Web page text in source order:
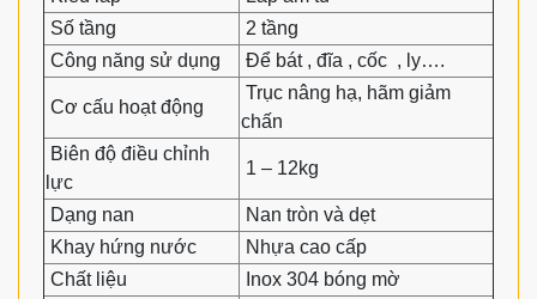
Số tầng
2 tầng
Công năng sử dụng
Để bát , đĩa , cốc , ly….
Cơ cấu hoạt động
Trục nâng hạ, hãm giảm
chấn
Biên độ điều chỉnh
lực
1 – 12kg
Dạng nan
Nan tròn và dẹt
Khay hứng nước
Nhựa cao cấp
Chất liệu
Inox 304 bóng mờ